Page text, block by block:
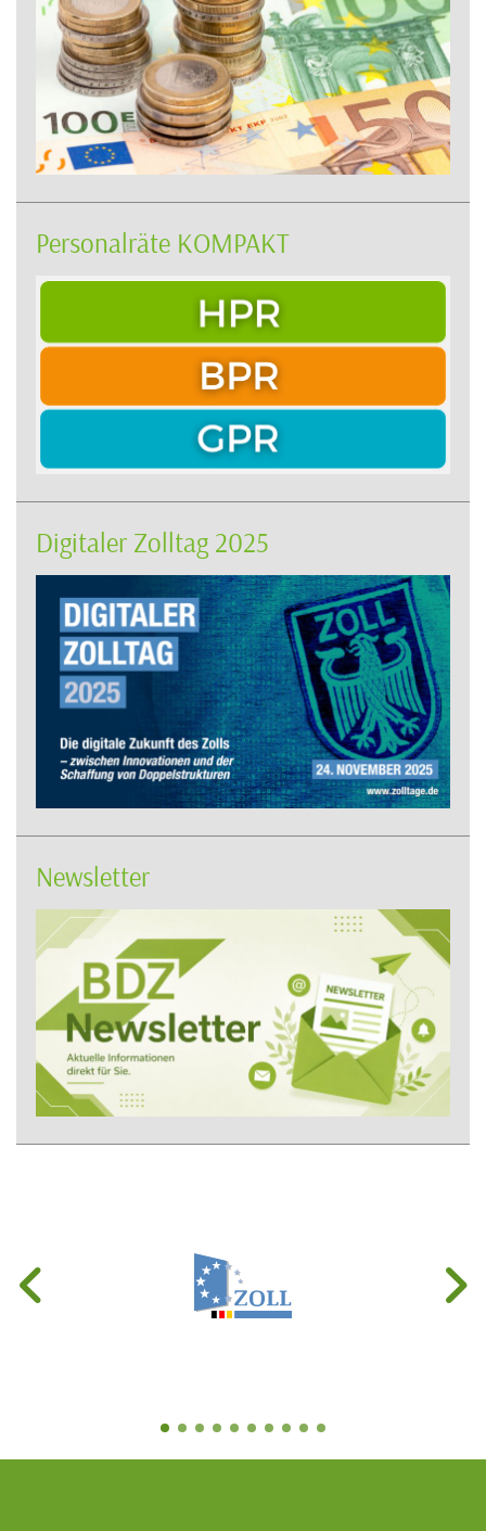
Personalräte KOMPAKT
Digitaler Zolltag 2025
Newsletter